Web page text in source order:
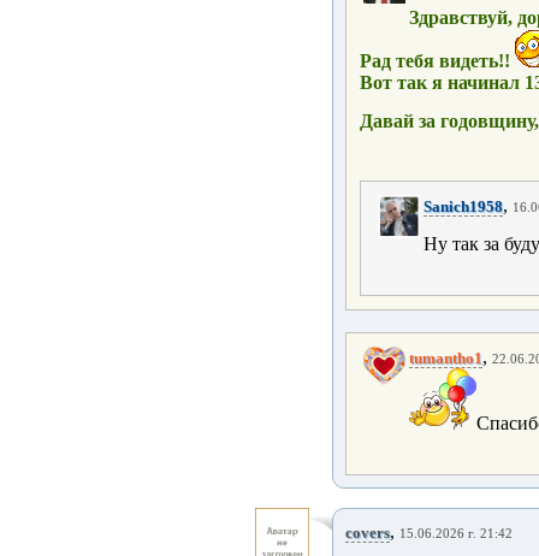
Здравствуй,
Рад тебя видеть!!
Вот так я начинал
Давай за
Sanich1958,
Ну так за
tumantho1,
covers, 15.06.2026 г. 21:42